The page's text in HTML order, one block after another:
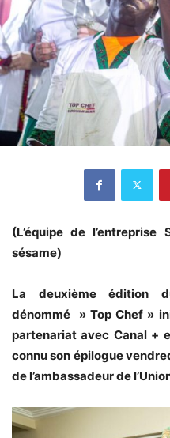
(L’équipe de
sésame)
La deuxième édition
dénommé » Top Chef »
partenariat avec Canal +
connu son épilogue
de l’ambassadeur de